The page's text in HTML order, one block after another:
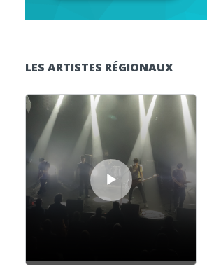
LES ARTISTES RÉGIONAUX
Lecteur audio